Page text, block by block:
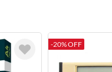
-20% OFF